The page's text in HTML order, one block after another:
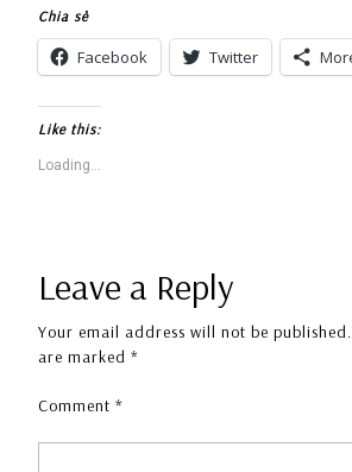
Chia sẻ
Facebook Twitter
Like this:
Loading...
Leave a Reply
Your email address will not be published.
are marked *
Comment *